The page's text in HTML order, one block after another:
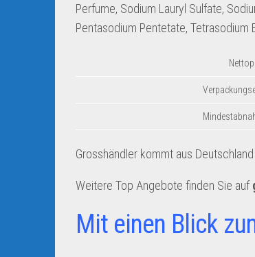
Perfume, Sodium Lauryl Sulfate,
Pentasodium Pentetate, Tetrasodium
Grosshändler kommt aus
Weitere Top Angebote finden Sie auf
Mit einen Blick